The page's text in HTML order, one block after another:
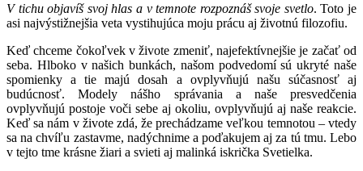
V tichu objavíš svoj hlas a v temnote rozpoznáš svoje svetlo. Toto je
asi najvýstižnejšia veta vystihujúca moju prácu aj životnú filozofiu.
Keď chceme čokoľvek v živote zmeniť, najefektívnejšie je začať od
seba. Hlboko v našich bunkách, našom podvedomí sú ukryté naše
spomienky a tie majú dosah a ovplyvňujú našu súčasnosť aj
budúcnosť. Modely nášho správania a naše presvedčenia
ovplyvňujú postoje voči sebe aj okoliu, ovplyvňujú aj naše reakcie.
Keď sa nám v živote zdá, že prechádzame veľkou temnotou – vtedy
sa na chvíľu zastavme, nadýchnime a poďakujem aj za tú tmu. Lebo
v tejto tme krásne žiari a svieti aj malinká iskrička Svetielka.